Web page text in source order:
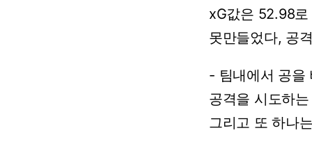
xG값은 52.98로
못만들었다, 공
- 팀내에서 공을
공격을 시도하는
그리고 또 하나